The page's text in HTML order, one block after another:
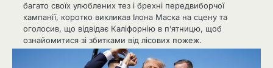
багато своїх улюблених тез і брехні передвиборчої
кампанії, коротко викликав Ілона Маска на сцену та
оголосив, що відвідає Каліфорнію в п’ятницю, щоб
ознайомитися зі збитками від лісових пожеж.